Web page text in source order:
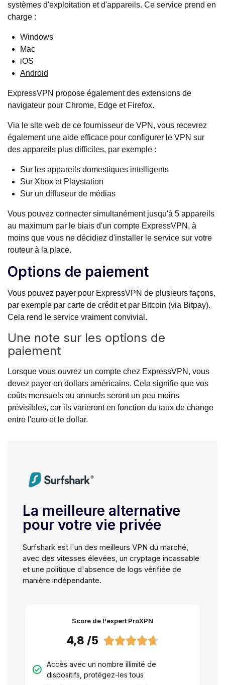
systèmes d'exploitation et d'appareils. Ce service prend en
charge :
Windows
Mac
iOS
Android
ExpressVPN propose également des extensions de
navigateur pour Chrome, Edge et Firefox.
Via le site web de ce fournisseur de VPN, vous recevrez
également une aide efficace pour configurer le VPN sur
des appareils plus difficiles, par exemple :
Sur les appareils domestiques intelligents
Sur Xbox et Playstation
Sur un diffuseur de médias
Vous pouvez connecter simultanément jusqu'à 5 appareils
au maximum par le biais d'un compte ExpressVPN, à
moins que vous ne décidiez d'installer le service sur votre
routeur à la place.
Options de paiement
Vous pouvez payer pour ExpressVPN de plusieurs façons,
par exemple par carte de crédit et par Bitcoin (via Bitpay).
Cela rend le service vraiment convivial.
Une note sur les options de
paiement
Lorsque vous ouvrez un compte chez ExpressVPN, vous
devez payer en dollars américains. Cela signifie que vos
coûts mensuels ou annuels seront un peu moins
prévisibles, car ils varieront en fonction du taux de change
entre l'euro et le dollar.
La meilleure alternative
pour votre vie privée
Surfshark est l'un des meilleurs VPN du marché,
avec des vitesses élevées, un cryptage incassable
et une politique d'absence de logs vérifiée de
manière indépendante.
Score de l'expert ProXPN
4,8 /5 
Accès avec un nombre illimité de
dispositifs, protégez-les tous